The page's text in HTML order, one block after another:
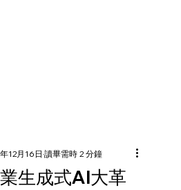
生成式AI大革
12月16日 讀畢需時 2 分鐘